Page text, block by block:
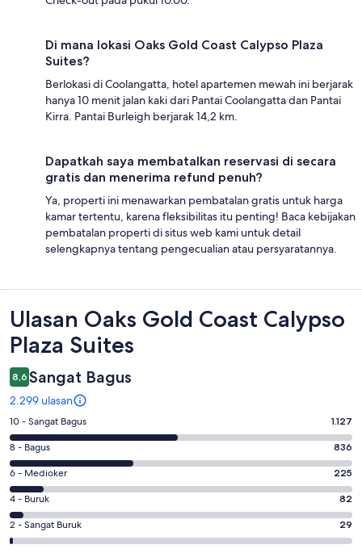
Di mana lokasi Oaks Gold Coast Calypso Plaza
Suites?
Berlokasi di Coolangatta, hotel apartemen mewah ini berjarak
hanya 10 menit jalan kaki dari Pantai Coolangatta dan Pantai
Kirra. Pantai Burleigh berjarak 14,2 km.
Dapatkah saya membatalkan reservasi di secara
gratis dan menerima refund penuh?
Ya, properti ini menawarkan pembatalan gratis untuk harga
kamar tertentu, karena fleksibilitas itu penting! Baca kebijakan
pembatalan properti di situs web kami untuk detail
selengkapnya tentang pengecualian atau persyaratannya.
Ulasan
Ulasan Oaks Gold Coast Calypso
Plaza Suites
8,6 Sangat Bagus
2.299 ulasan
Penilaian
10
-
Sangat
Bagus.
1127
dari
2299
10 - Sangat Bagus 1.127
Penilaian
8
-
Bagus.
836
dari
8 - Bagus 836
Penilaian
6
-
Medioker.
225
6 - Medioker 225
Penilaian
4
-
4 - Buruk 82
Penilaian
2
2 - Sangat Buruk 29